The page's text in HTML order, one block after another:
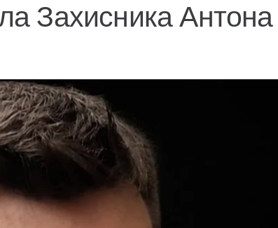
Захисника Антона